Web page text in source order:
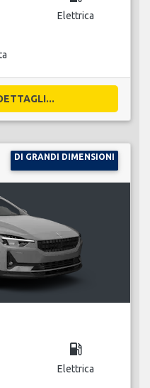
Elettrica
DI GRANDI DIMENSIONI
local_gas_station
Elettrica